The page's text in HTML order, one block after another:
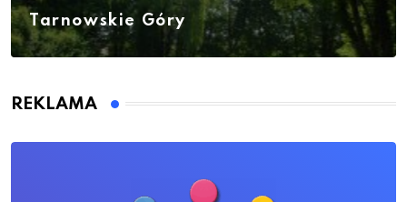
Tarnowskie Góry
REKLAMA